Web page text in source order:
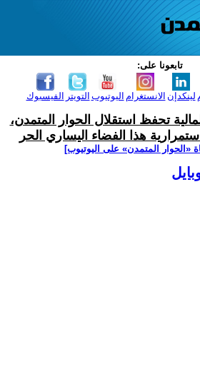
تابعونا على:
الفيسبوك التويتر اليوتيوب الانستغرام لينكدإن
تحفظ استقلال الحوار المتمدن،
هذا الفضاء اليساري الحر
‫«الحوار المتمدن» على اليوتيوب]